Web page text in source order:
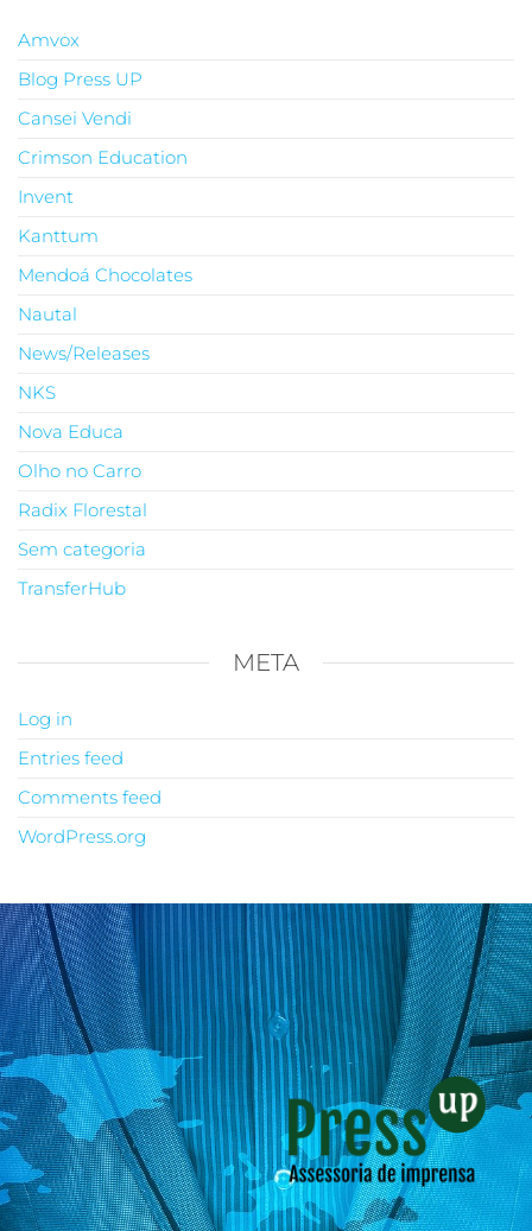
Amvox
Blog Press UP
Cansei Vendi
Crimson Education
Invent
Kanttum
Mendoá Chocolates
Nautal
News/Releases
NKS
Nova Educa
Olho no Carro
Radix Florestal
Sem categoria
TransferHub
META
Log in
Entries feed
Comments feed
WordPress.org